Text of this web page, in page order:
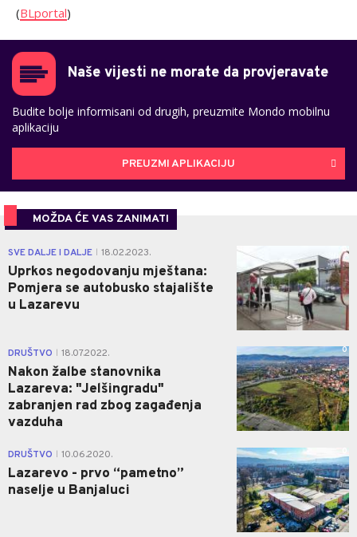
(BLportal)
Naše vijesti ne morate da provjeravate
Budite bolje informisani od drugih, preuzmite Mondo mobilnu
aplikaciju
PREUZMI APLIKACIJU
MOŽDA ĆE VAS ZANIMATI
SVE DALJE I DALJE 18.02.2023.
Uprkos negodovanju mještana:
Pomjera se autobusko stajalište
u Lazarevu
0
DRUŠTVO 18.07.2022.
Nakon žalbe stanovnika
Lazareva: "Jelšingradu"
zabranjen rad zbog zagađenja
vazduha
0
DRUŠTVO 10.06.2020.
Lazarevo - prvo “pametno”
naselje u Banjaluci